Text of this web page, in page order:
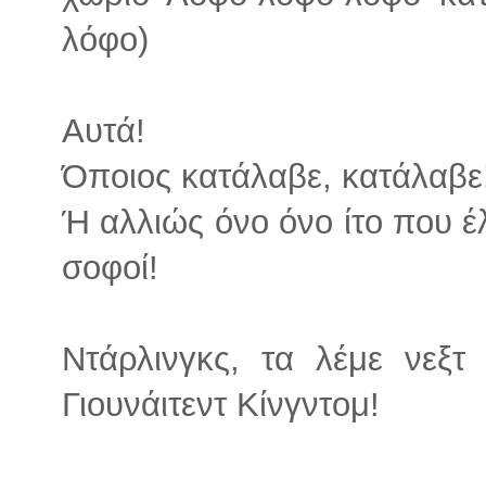
λόφο)
Αυτά!
Όποιος κατάλαβε,
Ή αλλιώς όνο όνο ίτο που
σοφοί!
Ντάρλινγκς, τα λέμε
Γιουνάιτεντ Κίνγντομ!